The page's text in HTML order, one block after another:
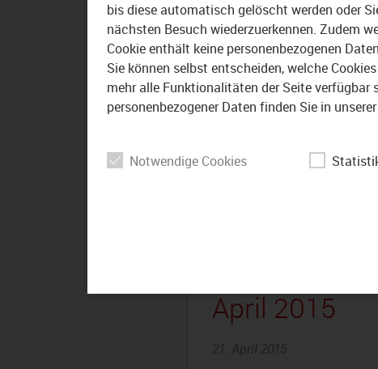
Der Bezirk
April 2015
bis diese automatisch gelöscht werden oder
nächsten Besuch wiederzuerkennen. Zudem
Cookie enthält keine personenbezogenen
Sie können selbst entscheiden, welche
mehr alle Funktionalitäten der Seite verfügbar
personenbezogener Daten finden Sie in unserer
Notwendige Cookies